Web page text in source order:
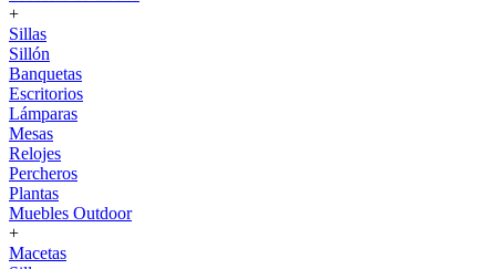
+
Sillas
Sillón
Banquetas
Escritorios
Lámparas
Mesas
Relojes
Percheros
Plantas
Muebles Outdoor
+
Macetas